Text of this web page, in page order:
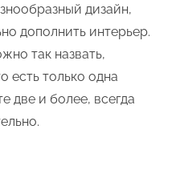
дизайн,
дополнить интерьер.
так назвать,
есть только одна
две и более, всегда